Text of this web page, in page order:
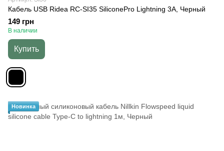
Кабель USB Ridea RC-SI35 SiliconePro Lightning 3A, Черный
149 грн
В наличии
Купить
Новинка